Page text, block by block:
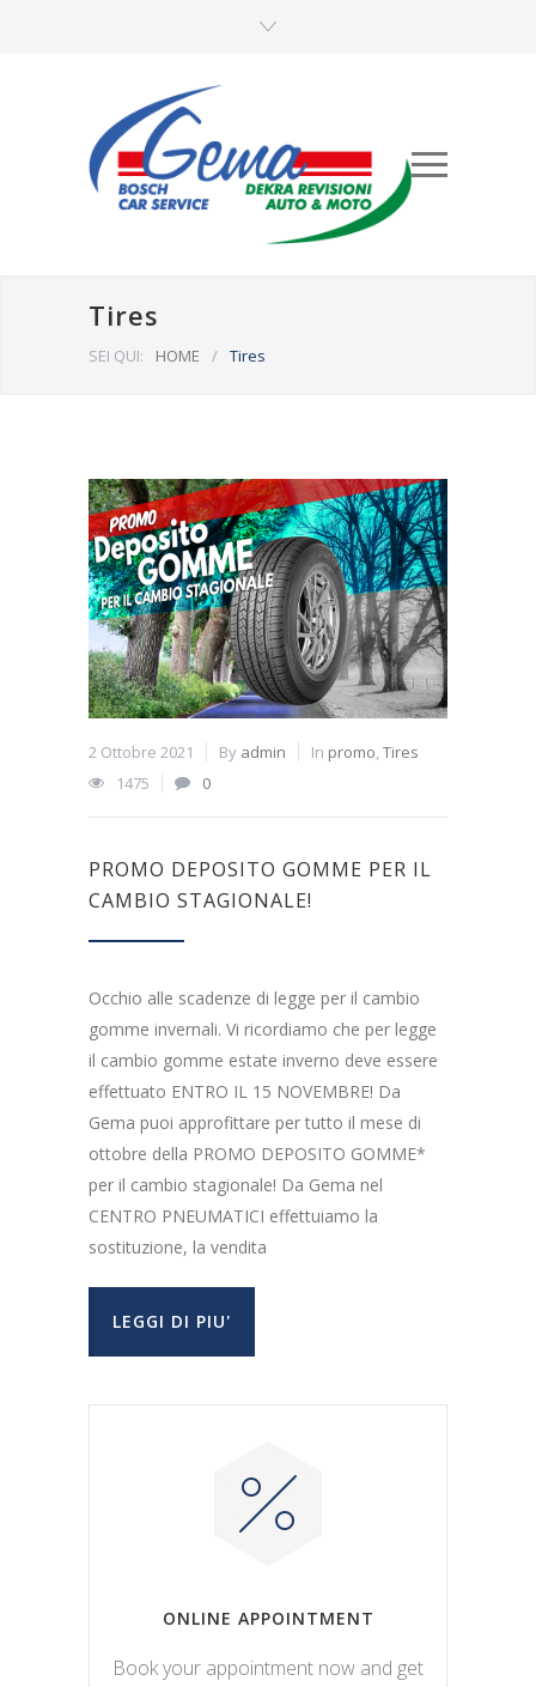
Tires
SEI QUI: HOME / Tires
2 Ottobre 2021 By admin In promo,Tires
1475
0
PROMO DEPOSITO GOMME PER IL
CAMBIO STAGIONALE!
Occhio alle scadenze di legge per il cambio
gomme invernali. Vi ricordiamo che per legge
il cambio gomme estate inverno deve essere
effettuato ENTRO IL 15 NOVEMBRE! Da
Gema puoi approfittare per tutto il mese di
ottobre della PROMO DEPOSITO GOMME*
per il cambio stagionale! Da Gema nel
CENTRO PNEUMATICI effettuiamo la
sostituzione, la vendita
LEGGI DI PIU'
ONLINE APPOINTMENT
Book your appointment now and get